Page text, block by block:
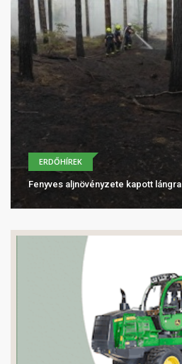
ERDŐHÍREK
Fenyves aljnövényzete kapott lángra